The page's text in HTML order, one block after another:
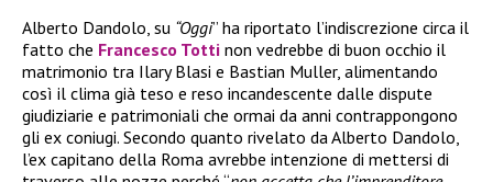
Alberto Dandolo, su “Oggi” ha riportato l’indiscrezione circa il
fatto che Francesco Totti non vedrebbe di buon occhio il
matrimonio tra Ilary Blasi e Bastian Muller, alimentando
così il clima già teso e reso incandescente dalle dispute
giudiziarie e patrimoniali che ormai da anni contrappongono
gli ex coniugi. Secondo quanto rivelato da Alberto Dandolo,
l’ex capitano della Roma avrebbe intenzione di mettersi di